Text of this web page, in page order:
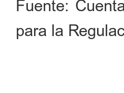
Fuente:
para la